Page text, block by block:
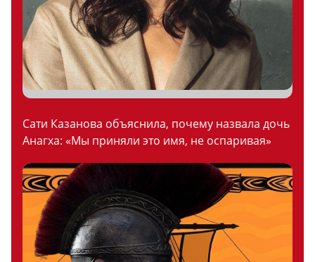
Сати Казанова объяснила, почему назвала дочь
Анагха: «Мы приняли это имя, не оспаривая»